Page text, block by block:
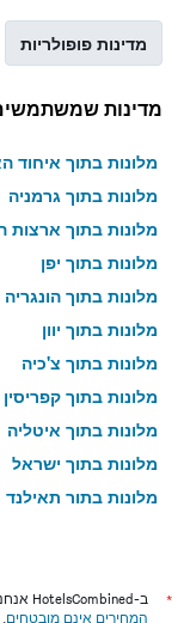
מדינות פופולריות
מדינות
מלונות בתוך איחוד
מלונות בתוך גרמניה
מלונות בתוך ארצות
מלונות בתוך יפן
מלונות בתוך הונגריה
מלונות בתוך יוון
מלונות בתוך צ'כיה
מלונות בתוך קפריסין
מלונות בתוך איטליה
מלונות בתוך ישראל
מלונות בתוך תאילנד
*
ב-HotelsCombined אנחנו תמיד מנסים לקבל ולהציג תמחור מדויק, עם זאת,
המחירים אינם מובטחים.